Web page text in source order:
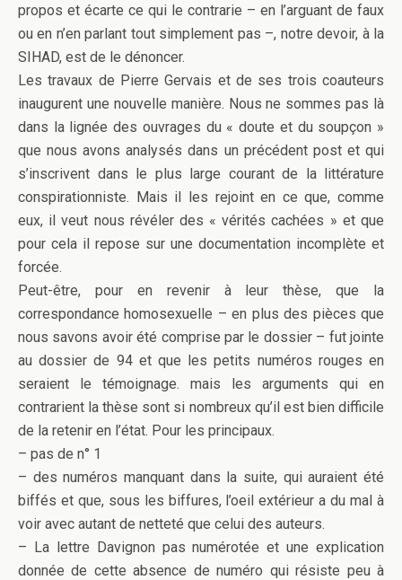
propos et écarte ce qui le contrarie – en l’arguant de faux
ou en n’en parlant tout simplement pas –, notre devoir, à la
SIHAD, est de le dénoncer.
Les travaux de Pierre Gervais et de ses trois coauteurs
inaugurent une nouvelle manière. Nous ne sommes pas là
dans la lignée des ouvrages du « doute et du soupçon »
que nous avons analysés dans un précédent post et qui
s’inscrivent dans le plus large courant de la littérature
conspirationniste. Mais il les rejoint en ce que, comme
eux, il veut nous révéler des « vérités cachées » et que
pour cela il repose sur une documentation incomplète et
forcée.
Peut-être, pour en revenir à leur thèse, que la
correspondance homosexuelle – en plus des pièces que
nous savons avoir été comprise par le dossier – fut jointe
au dossier de 94 et que les petits numéros rouges en
seraient le témoignage. mais les arguments qui en
contrarient la thèse sont si nombreux qu’il est bien difficile
de la retenir en l’état. Pour les principaux.
– pas de n° 1
– des numéros manquant dans la suite, qui auraient été
biffés et que, sous les biffures, l’oeil extérieur a du mal à
voir avec autant de netteté que celui des auteurs.
– La lettre Davignon pas numérotée et une explication
donnée de cette absence de numéro qui résiste peu à